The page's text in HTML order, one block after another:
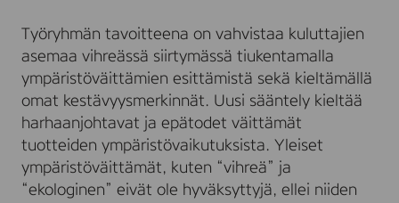
Työryhmän tavoitteena on vahvistaa kuluttajien
asemaa vihreässä siirtymässä tiukentamalla
ympäristöväittämien esittämistä sekä kieltämällä
omat kestävyysmerkinnät. Uusi sääntely kieltää
harhaanjohtavat ja epätodet väittämät
tuotteiden ympäristövaikutuksista. Yleiset
ympäristöväittämät, kuten “vihreä” ja
“ekologinen” eivät ole hyväksyttyjä, ellei niiden